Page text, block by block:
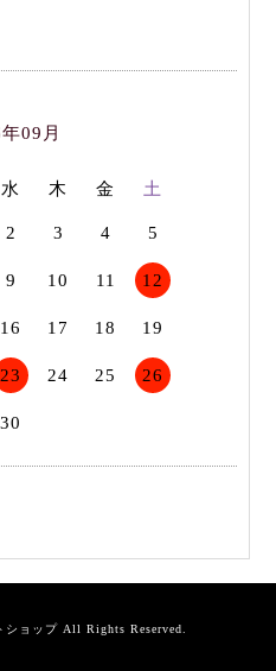
09月
水 木 金 土
2 3 4 5
9 10 11 12
16 17 18 19
23 24 25 26
30
ョップ All Rights Reserved.